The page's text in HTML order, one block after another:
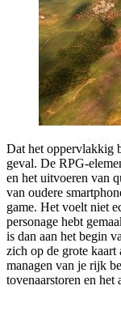
Dat het oppervlakkig
geval. De RPG-
en het uitvoeren van
van oudere
game. Het voelt niet
personage hebt
is dan aan het begin
zich op de grote
managen van je rijk
tovenaarstoren en het